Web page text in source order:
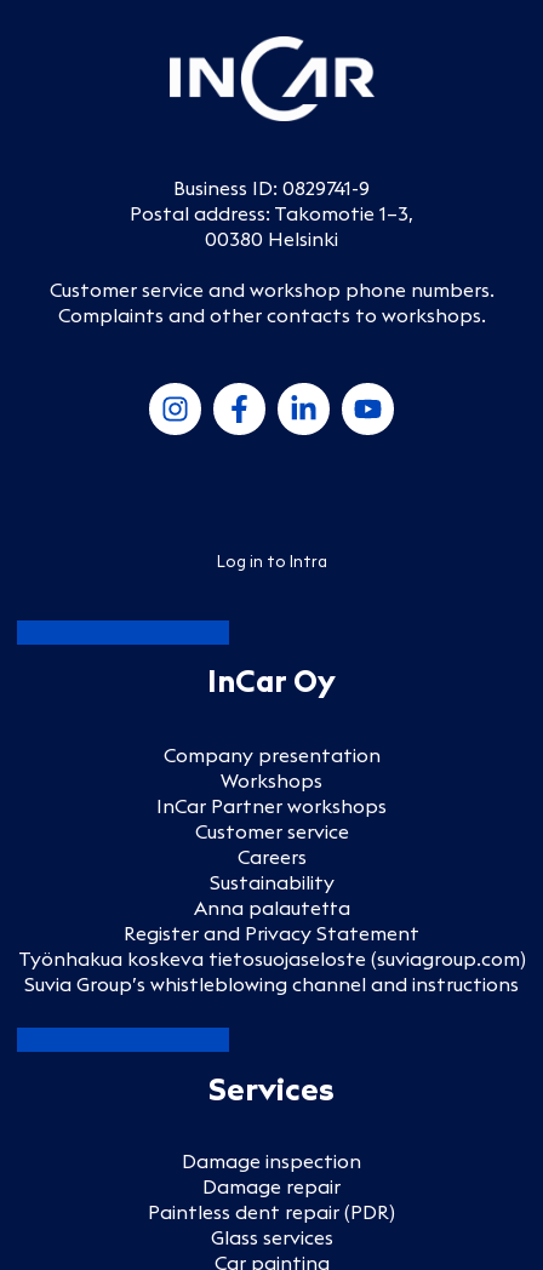
Business ID: 0829741-9
Postal address: Takomotie 1–3,
00380 Helsinki
Customer service and workshop phone numbers.
Complaints and other contacts to workshops.
Log in to Intra
InCar Oy
Company presentation
Workshops
InCar Partner workshops
Customer service
Careers
Sustainability
Anna palautetta
Register and Privacy Statement
Työnhakua koskeva tietosuojaseloste (suviagroup.com)
Suvia Group’s whistleblowing channel and instructions
Services
Damage inspection
Damage repair
Paintless dent repair (PDR)
Glass services
Car painting